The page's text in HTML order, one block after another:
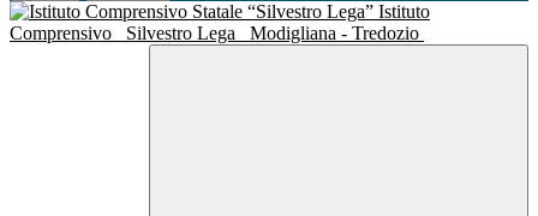
Istituto
Comprensivo
Silvestro Lega Modigliana - Tredozio